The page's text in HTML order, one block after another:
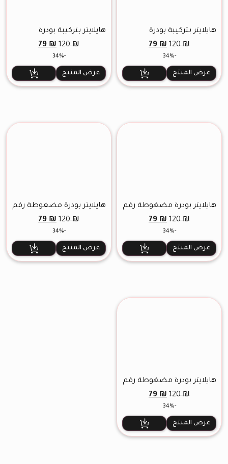
هايلايتر بتركيبة بودرة
مضغوطة
120₪
السعر
الأصلي
120 ₪.
79₪
79 ₪.
-34%
عرض المنتج
هايلايتر بتركيبة بودرة
مضغوطة رقم 29
120₪
السعر
الأصلي
120 ₪.
79₪
79 ₪.
-34%
عرض المنتج
هايلايتر بودرة مضغوطة رقم
120₪
السعر
الأصلي
120 ₪.
79₪
79 ₪.
-34%
عرض المنتج
هايلايتر بودرة مضغوطة رقم
120₪
السعر
الأصلي
120 ₪.
79₪
79 ₪.
-34%
عرض المنتج
هايلايتر بودرة مضغوطة رقم
120₪
السعر
الأصلي
120 ₪.
79₪
79 ₪.
-34%
عرض المنتج